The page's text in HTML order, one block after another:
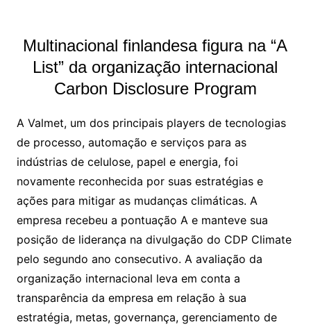
Multinacional finlandesa figura na “A
List” da organização internacional
Carbon Disclosure Program
A Valmet, um dos principais players de tecnologias
de processo, automação e serviços para as
indústrias de celulose, papel e energia, foi
novamente reconhecida por suas estratégias e
ações para mitigar as mudanças climáticas. A
empresa recebeu a pontuação A e manteve sua
posição de liderança na divulgação do CDP Climate
pelo segundo ano consecutivo. A avaliação da
organização internacional leva em conta a
transparência da empresa em relação à sua
estratégia, metas, governança, gerenciamento de